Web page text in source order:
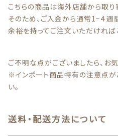
こちらの商品は海外店舗から取り
そのため、ご入金から通常1−４週
余裕を持ってご注文いただければ
ご不明な点がございましたら、お
※インポート商品特有の注意点が
い。
送料・配送方法について